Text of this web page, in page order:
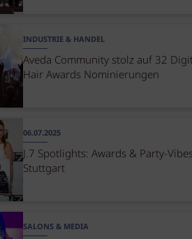
INDUSTRIE & HANDEL
Aveda Community stolz auf 32
Hair Awards Nominierungen
06.07.2025
J.7 Spotlights: Awards & Party-
Stuttgart
SALONS & MEDIA